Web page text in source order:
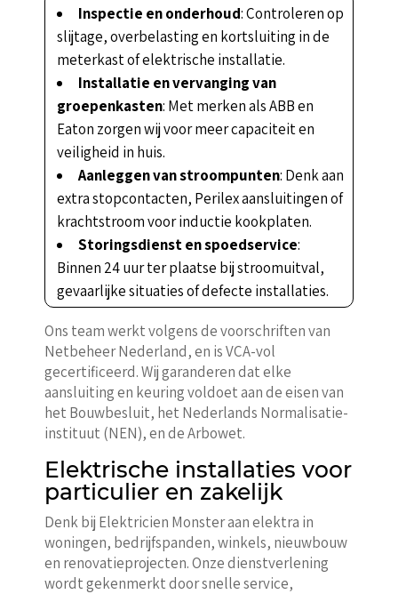
Inspectie en onderhoud: Controleren op
slijtage, overbelasting en kortsluiting in de
meterkast of elektrische installatie.
Installatie en vervanging van
groepenkasten: Met merken als ABB en
Eaton zorgen wij voor meer capaciteit en
veiligheid in huis.
Aanleggen van stroompunten: Denk aan
extra stopcontacten, Perilex aansluitingen of
krachtstroom voor inductie kookplaten.
Storingsdienst en spoedservice:
Binnen 24 uur ter plaatse bij stroomuitval,
gevaarlijke situaties of defecte installaties.
Ons team werkt volgens de voorschriften van
Netbeheer Nederland, en is VCA-vol
gecertificeerd. Wij garanderen dat elke
aansluiting en keuring voldoet aan de eisen van
het Bouwbesluit, het Nederlands Normalisatie-
instituut (NEN), en de Arbowet.
Elektrische installaties voor
particulier en zakelijk
Denk bij Elektricien Monster aan elektra in
woningen, bedrijfspanden, winkels, nieuwbouw
en renovatieprojecten. Onze dienstverlening
wordt gekenmerkt door snelle service,